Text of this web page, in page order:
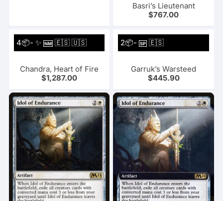
Basri’s Lieutenant
$767.00
4📦- ✨NM 🇪🇸 🇺🇸
Chandra, Heart of Fire
$1,287.00
2📦-SP 🇪🇸
Garruk’s Warsteed
$445.90